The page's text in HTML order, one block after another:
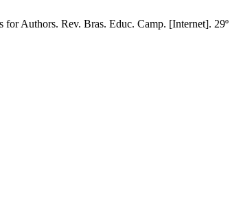
Authors. Rev. Bras. Educ. Camp. [Internet].